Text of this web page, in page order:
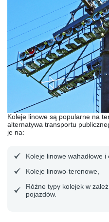
Koleje linowe są popularne na
alternatywa transportu
je na:
Koleje linowe wahadłowe i
Koleje linowo-terenowe,
Różne typy kolejek w
pojazdów.